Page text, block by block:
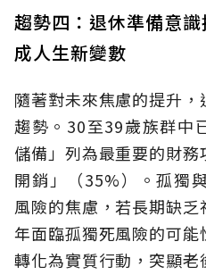
趨勢四：退休準備意
成人生新變數
隨著對未來焦慮的提升
趨勢。30至39歲族群中
儲備」列為最重要的財
開銷」（35%）。孤獨
風險的焦慮，若長期缺
年面臨孤獨死風險的可
轉化為實質行動，突顯